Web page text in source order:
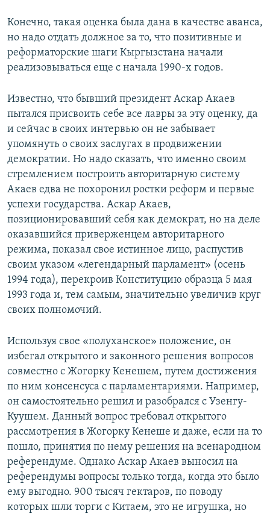
Конечно, такая оценка была дана в качестве аванса,
но надо отдать должное за то, что позитивные и
реформаторские шаги Кыргызстана начали
реализовываться еще с начала 1990-х годов.
Известно, что бывший президент Аскар Акаев
пытался присвоить себе все лавры за эту оценку, да
и сейчас в своих интервью он не забывает
упомянуть о своих заслугах в продвижении
демократии. Но надо сказать, что именно своим
стремлением построить авторитарную систему
Акаев едва не похоронил ростки реформ и первые
успехи государства. Аскар Акаев,
позиционировавший себя как демократ, но на деле
оказавшийся приверженцем авторитарного
режима, показал свое истинное лицо, распустив
своим указом «легендарный парламент» (осень
1994 года), перекроив Конституцию образца 5 мая
1993 года и, тем самым, значительно увеличив круг
своих полномочий.
Используя свое «полуханское» положение, он
избегал открытого и законного решения вопросов
совместно с Жогорку Кенешем, путем достижения
по ним консенсуса с парламентариями. Например,
он самостоятельно решил и разобрался с Узенгу-
Куушем. Данный вопрос требовал открытого
рассмотрения в Жогорку Кенеше и даже, если на то
пошло, принятия по нему решения на всенародном
референдуме. Однако Аскар Акаев выносил на
референдумы вопросы только тогда, когда это было
ему выгодно. 900 тысяч гектаров, по поводу
которых шли торги с Китаем, это не игрушка, но